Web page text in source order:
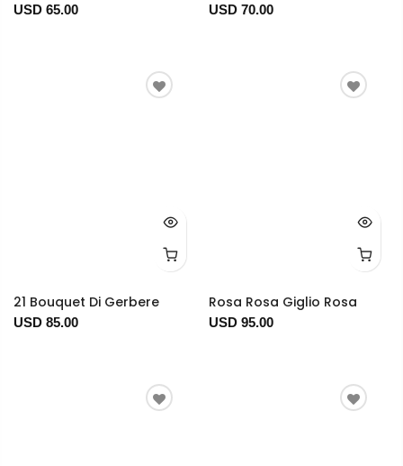
USD 65.00 USD 70.00
21 Bouquet Di Gerbere
USD 85.00
Rosa Rosa Giglio Rosa
USD 95.00